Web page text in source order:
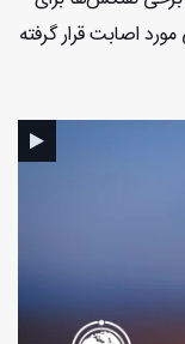
تحت اسکورت آمریکا، ۲ کشتی مورد اصابت قرار گرفته